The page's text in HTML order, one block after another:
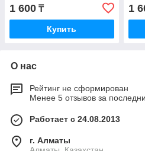
1 600 ₸
Купить
1
О нас
Рейтинг не сформирован
Менее 5 отзывов за
Работает с 24.08.2013
г. Алматы